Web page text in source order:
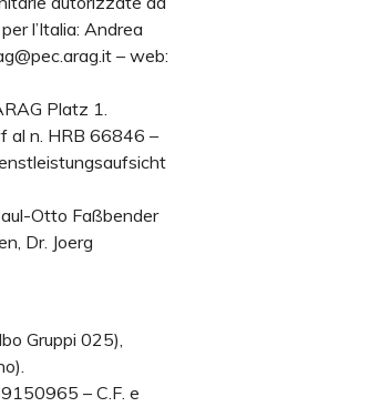
l’Italia: Andrea
– web:
Platz 1.
al n. HRB 66846 –
Otto Faßbender
Dr. Joerg
Gruppi 025),
– C.F. e